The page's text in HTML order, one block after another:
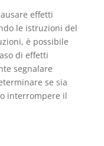
effetti
le istruzioni del
è possibile
di effetti
segnalare
se sia
interrompere il